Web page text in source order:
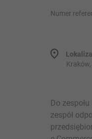
Numer
Do
zespół